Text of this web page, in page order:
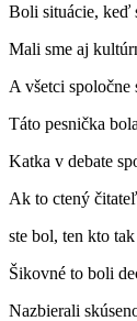
Boli situácie, keď
Mali sme aj
A všetci spoločne
Táto pesnička
Katka v debate
Ak to ctený
ste bol, ten kto
Šikovné to boli
Nazbierali